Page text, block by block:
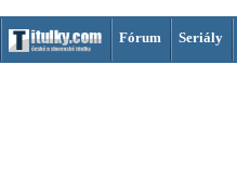
Fórum Seriály